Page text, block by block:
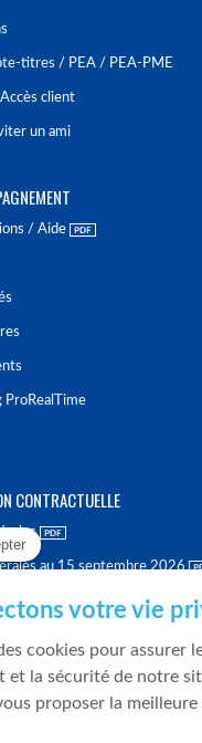
titres / PEA / PEA-PME
client
un ami
/ Aide
ProRealTime
CONTRACTUELLE
au 15 septembre 2026
sélection
des dépôts et de résolution
votre vie
cookies pour assurer
et la sécurité de notre
proposer la meilleure